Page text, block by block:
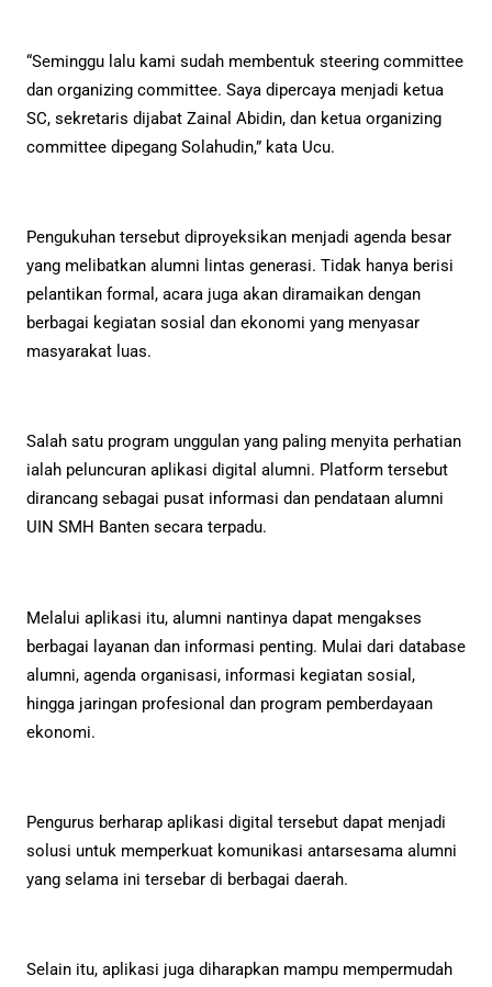
“Seminggu lalu kami sudah membentuk steering committee
dan organizing committee. Saya dipercaya menjadi ketua
SC, sekretaris dijabat Zainal Abidin, dan ketua organizing
committee dipegang Solahudin,” kata Ucu.
Pengukuhan tersebut diproyeksikan menjadi agenda besar
yang melibatkan alumni lintas generasi. Tidak hanya berisi
pelantikan formal, acara juga akan diramaikan dengan
berbagai kegiatan sosial dan ekonomi yang menyasar
masyarakat luas.
Salah satu program unggulan yang paling menyita perhatian
ialah peluncuran aplikasi digital alumni. Platform tersebut
dirancang sebagai pusat informasi dan pendataan alumni
UIN SMH Banten secara terpadu.
Melalui aplikasi itu, alumni nantinya dapat mengakses
berbagai layanan dan informasi penting. Mulai dari database
alumni, agenda organisasi, informasi kegiatan sosial,
hingga jaringan profesional dan program pemberdayaan
ekonomi.
Pengurus berharap aplikasi digital tersebut dapat menjadi
solusi untuk memperkuat komunikasi antarsesama alumni
yang selama ini tersebar di berbagai daerah.
Selain itu, aplikasi juga diharapkan mampu mempermudah